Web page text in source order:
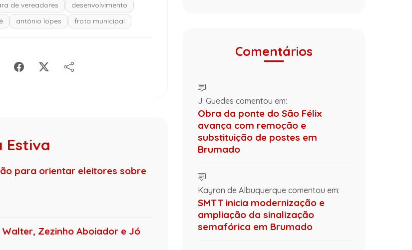
de vereadores
desenvolvimento
antônio lopes frota municipal
Estiva
para orientar eleitores sobre
Zezinho Aboiador e Jó
Comentários
J. Guedes comentou em:
Obra da ponte do São Félix
avança com remoção e
substituição de postes em
Brumado
Kayran de Albuquerque comentou em:
SMTT inicia modernização e
ampliação da sinalização
semafórica em Brumado